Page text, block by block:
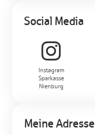
Social Media
Instagram
Sparkasse
Nienburg
Meine Adresse